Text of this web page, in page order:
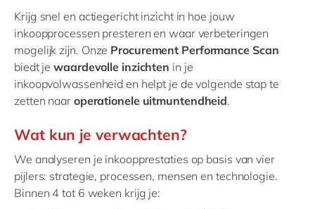
Singapore
Switzerland
UK & Ireland
USA & Canada
Krijg snel en actiegericht inzicht in hoe jouw
inkoopprocessen presteren en waar verbeteringen
mogelijk zijn. Onze Procurement Performance Scan
biedt jewaardevolle inzichten in je
inkoopvolwassenheid en helpt je de volgende stap te
zetten naar operationele uitmuntendheid.
Wat kun je verwachten?
We analyseren je inkoopprestaties op basis van vier
pijlers: strategie, processen, mensen en technologie.
Binnen 4 tot 6 weken krijg je: